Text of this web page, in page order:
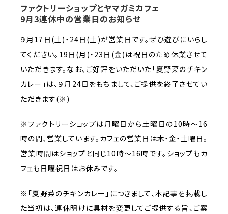
ファクトリーショップとヤマガミカフェ
9月3連休中の営業日のお知らせ
９月17日(土)・24日(土)が営業日です。ぜひ遊びにいらし
てください。19日(月)・23日(金)は祝日のため休業させて
いただきます。なお、ご好評をいただいた｢夏野菜のチキン
カレー｣は、９月24日をもちまして、ご提供を終了させてい
ただきます(※)
※ファクトリーショップは月曜日から土曜日の10時～16
時の間、営業しています。カフェの営業日は木・金・土曜日。
営業時間はショップと同じ10時～16時です。ショップもカ
フェも日曜祝日はお休みです。
※｢夏野菜のチキンカレー｣につきまして、本記事を掲載し
た当初は、連休明けに具材を変更してご提供する旨、ご案